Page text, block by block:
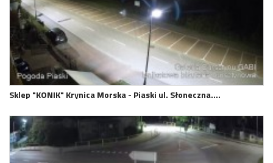
Sklep "KONIK" Krynica Morska - Piaski ul. Słoneczna.…